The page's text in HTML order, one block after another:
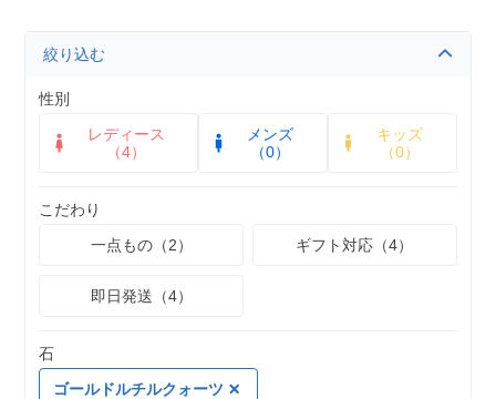
絞り込む
性別
レディース
（4）
メンズ
（0）
キッズ
（0）
こだわり
一点もの（2）
ギフト対応（4）
即日発送（4）
石
ゴールドルチルクォーツ